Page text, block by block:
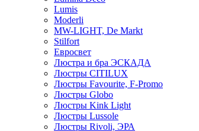
Lumis
Moderli
MW-LIGHT, De Markt
Stilfort
Евросвет
Люстра и бра ЭСКАДА
Люстры CITILUX
Люстры Favourite, F-Promo
Люстры Globo
Люстры Kink Light
Люстры Lussole
Люстры Rivoli, ЭРА